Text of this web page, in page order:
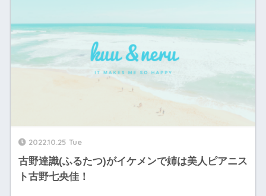
2022.10.25 Tue
古野達識(ふるたつ)がイケメンで姉は美人ピアニス
ト古野七央佳！